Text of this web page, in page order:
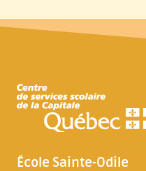
École Sainte-Odile